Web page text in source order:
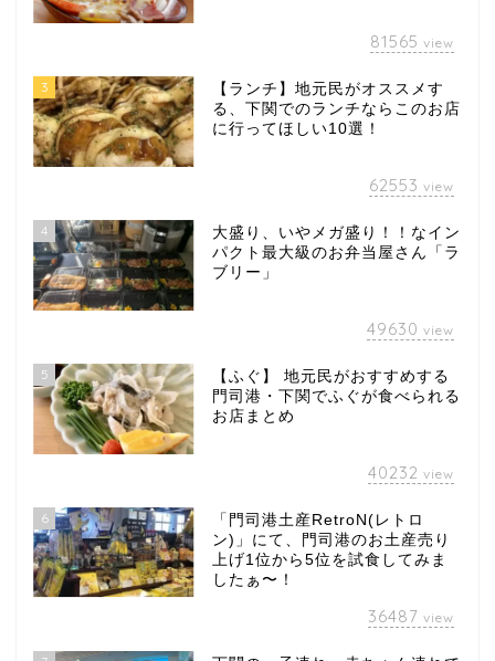
81565 view
3
【ランチ】地元民がオススメす
る、下関でのランチならこのお店
に行ってほしい10選！
62553 view
4
大盛り、いやメガ盛り！！なイン
パクト最大級のお弁当屋さん「ラ
ブリー」
49630 view
5
【ふぐ】 地元民がおすすめする
門司港・下関でふぐが食べられる
お店まとめ
40232 view
6
「門司港土産RetroN(レトロ
ン)」にて、門司港のお土産売り
上げ1位から5位を試食してみま
したぁ〜！
36487 view